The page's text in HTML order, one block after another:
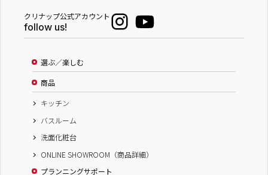
クリナップ公式アカウント
follow us!
選ぶ／楽しむ
商品
キッチン
バスルーム
洗面化粧台
ONLINE SHOWROOM（商品詳細）
プランニングサポート